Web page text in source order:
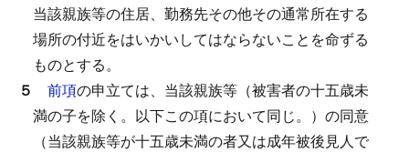
当該親族等の住居、勤務先その他その通常所在する
場所の付近をはいかいしてはならないことを命ずる
ものとする。
５ 前項の申立ては、当該親族等（被害者の十五歳未
満の子を除く。以下この項において同じ。）の同意
（当該親族等が十五歳未満の者又は成年被後見人で